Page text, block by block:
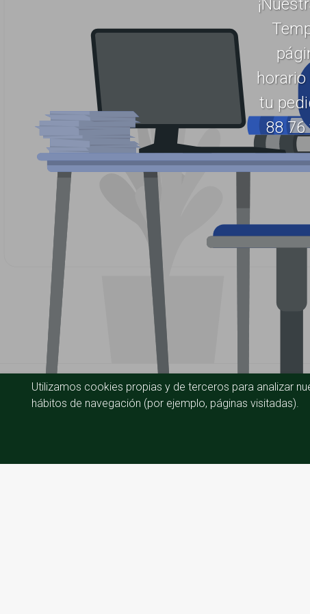
tu
88 76
Utilizamos cookies propias y de terceros para analizar
hábitos de navegación (por ejemplo, páginas visitadas).